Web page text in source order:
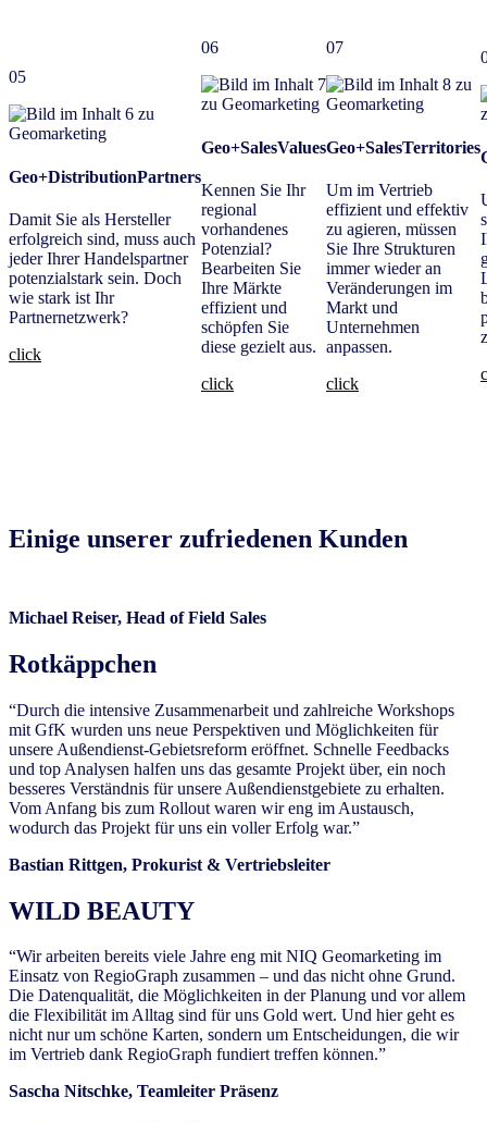
05
Geo+DistributionPartners
Damit Sie als Hersteller
erfolgreich sind, muss auch
jeder Ihrer Handelspartner
potenzialstark sein. Doch
wie stark ist Ihr
Partnernetzwerk?
click
06
Geo+SalesValues
Kennen Sie Ihr
regional
vorhandenes
Potenzial?
Bearbeiten Sie
Ihre Märkte
effizient und
schöpfen Sie
diese gezielt aus.
click
07
Geo+SalesTerritories
Um im Vertrieb
effizient und effektiv
zu agieren, müssen
Sie Ihre Strukturen
immer wieder an
Veränderungen im
Markt und
Unternehmen
anpassen.
click
Einige unserer zufriedenen Kunden
Michael Reiser, Head of Field Sales
Rotkäppchen
“Durch die intensive Zusammenarbeit und zahlreiche Workshops
mit GfK wurden uns neue Perspektiven und Möglichkeiten für
unsere Außendienst-Gebietsreform eröffnet. Schnelle Feedbacks
und top Analysen halfen uns das gesamte Projekt über, ein noch
besseres Verständnis für unsere Außendienstgebiete zu erhalten.
Vom Anfang bis zum Rollout waren wir eng im Austausch,
wodurch das Projekt für uns ein voller Erfolg war.”
Bastian Rittgen, Prokurist & Vertriebsleiter
WILD BEAUTY
“Wir arbeiten bereits viele Jahre eng mit NIQ Geomarketing im
Einsatz von RegioGraph zusammen – und das nicht ohne Grund.
Die Datenqualität, die Möglichkeiten in der Planung und vor allem
die Flexibilität im Alltag sind für uns Gold wert. Und hier geht es
nicht nur um schöne Karten, sondern um Entscheidungen, die wir
im Vertrieb dank RegioGraph fundiert treffen können.”
Sascha Nitschke, Teamleiter Präsenz